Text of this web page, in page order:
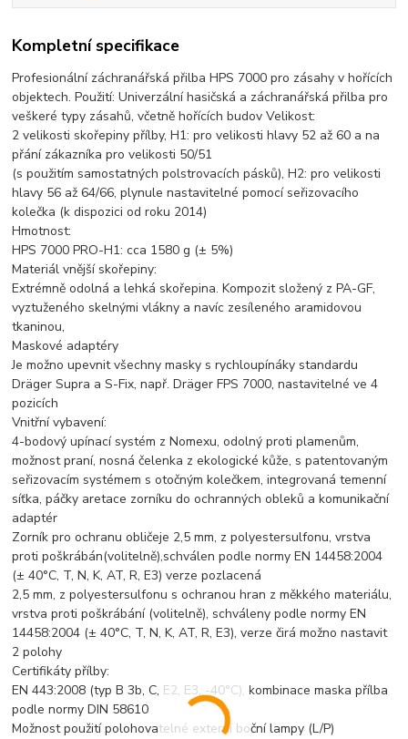
Kompletní specifikace
Profesionální záchranářská přilba HPS 7000 pro zásahy v hořících
objektech. Použití: Univerzální hasičská a záchranářská přilba pro
veškeré typy zásahů, včetně hořících budov Velikost:
2 velikosti skořepiny přílby, H1: pro velikosti hlavy 52 až 60 a na
přání zákazníka pro velikosti 50/51
(s použitím samostatných polstrovacích pásků), H2: pro velikosti
hlavy 56 až 64/66, plynule nastavitelné pomocí seřizovacího
kolečka (k dispozici od roku 2014)
Hmotnost:
HPS 7000 PRO-H1: cca 1580 g (± 5%)
Materiál vnější skořepiny:
Extrémně odolná a lehká skořepina. Kompozit složený z PA-GF,
vyztuženého skelnými vlákny a navíc zesíleného aramidovou
tkaninou,
Maskové adaptéry
Je možno upevnit všechny masky s rychloupínáky standardu
Dräger Supra a S-Fix, např. Dräger FPS 7000, nastavitelné ve 4
pozicích
Vnitřní vybavení:
4-bodový upínací systém z Nomexu, odolný proti plamenům,
možnost praní, nosná čelenka z ekologické kůže, s patentovaným
seřizovacím systémem s otočným kolečkem, integrovaná temenní
síťka, páčky aretace zorníku do ochranných obleků a komunikační
adaptér
Zorník pro ochranu obličeje 2,5 mm, z polyestersulfonu, vrstva
proti poškrábán(volitelně),schválen podle normy EN 14458:2004
(± 40°C, T, N, K, AT, R, E3) verze pozlacená
2,5 mm, z polyestersulfonu s ochranou hran z měkkého materiálu,
vrstva proti poškrábání (volitelně), schváleny podle normy EN
14458:2004 (± 40°C, T, N, K, AT, R, E3), verze čirá možno nastavit
2 polohy
Certifikáty přílby:
EN 443:2008 (typ B 3b, C, E2, E3, -40°C), kombinace maska přílba
podle normy DIN 58610
Možnost použití polohovatelné externí boční lampy (L/P)